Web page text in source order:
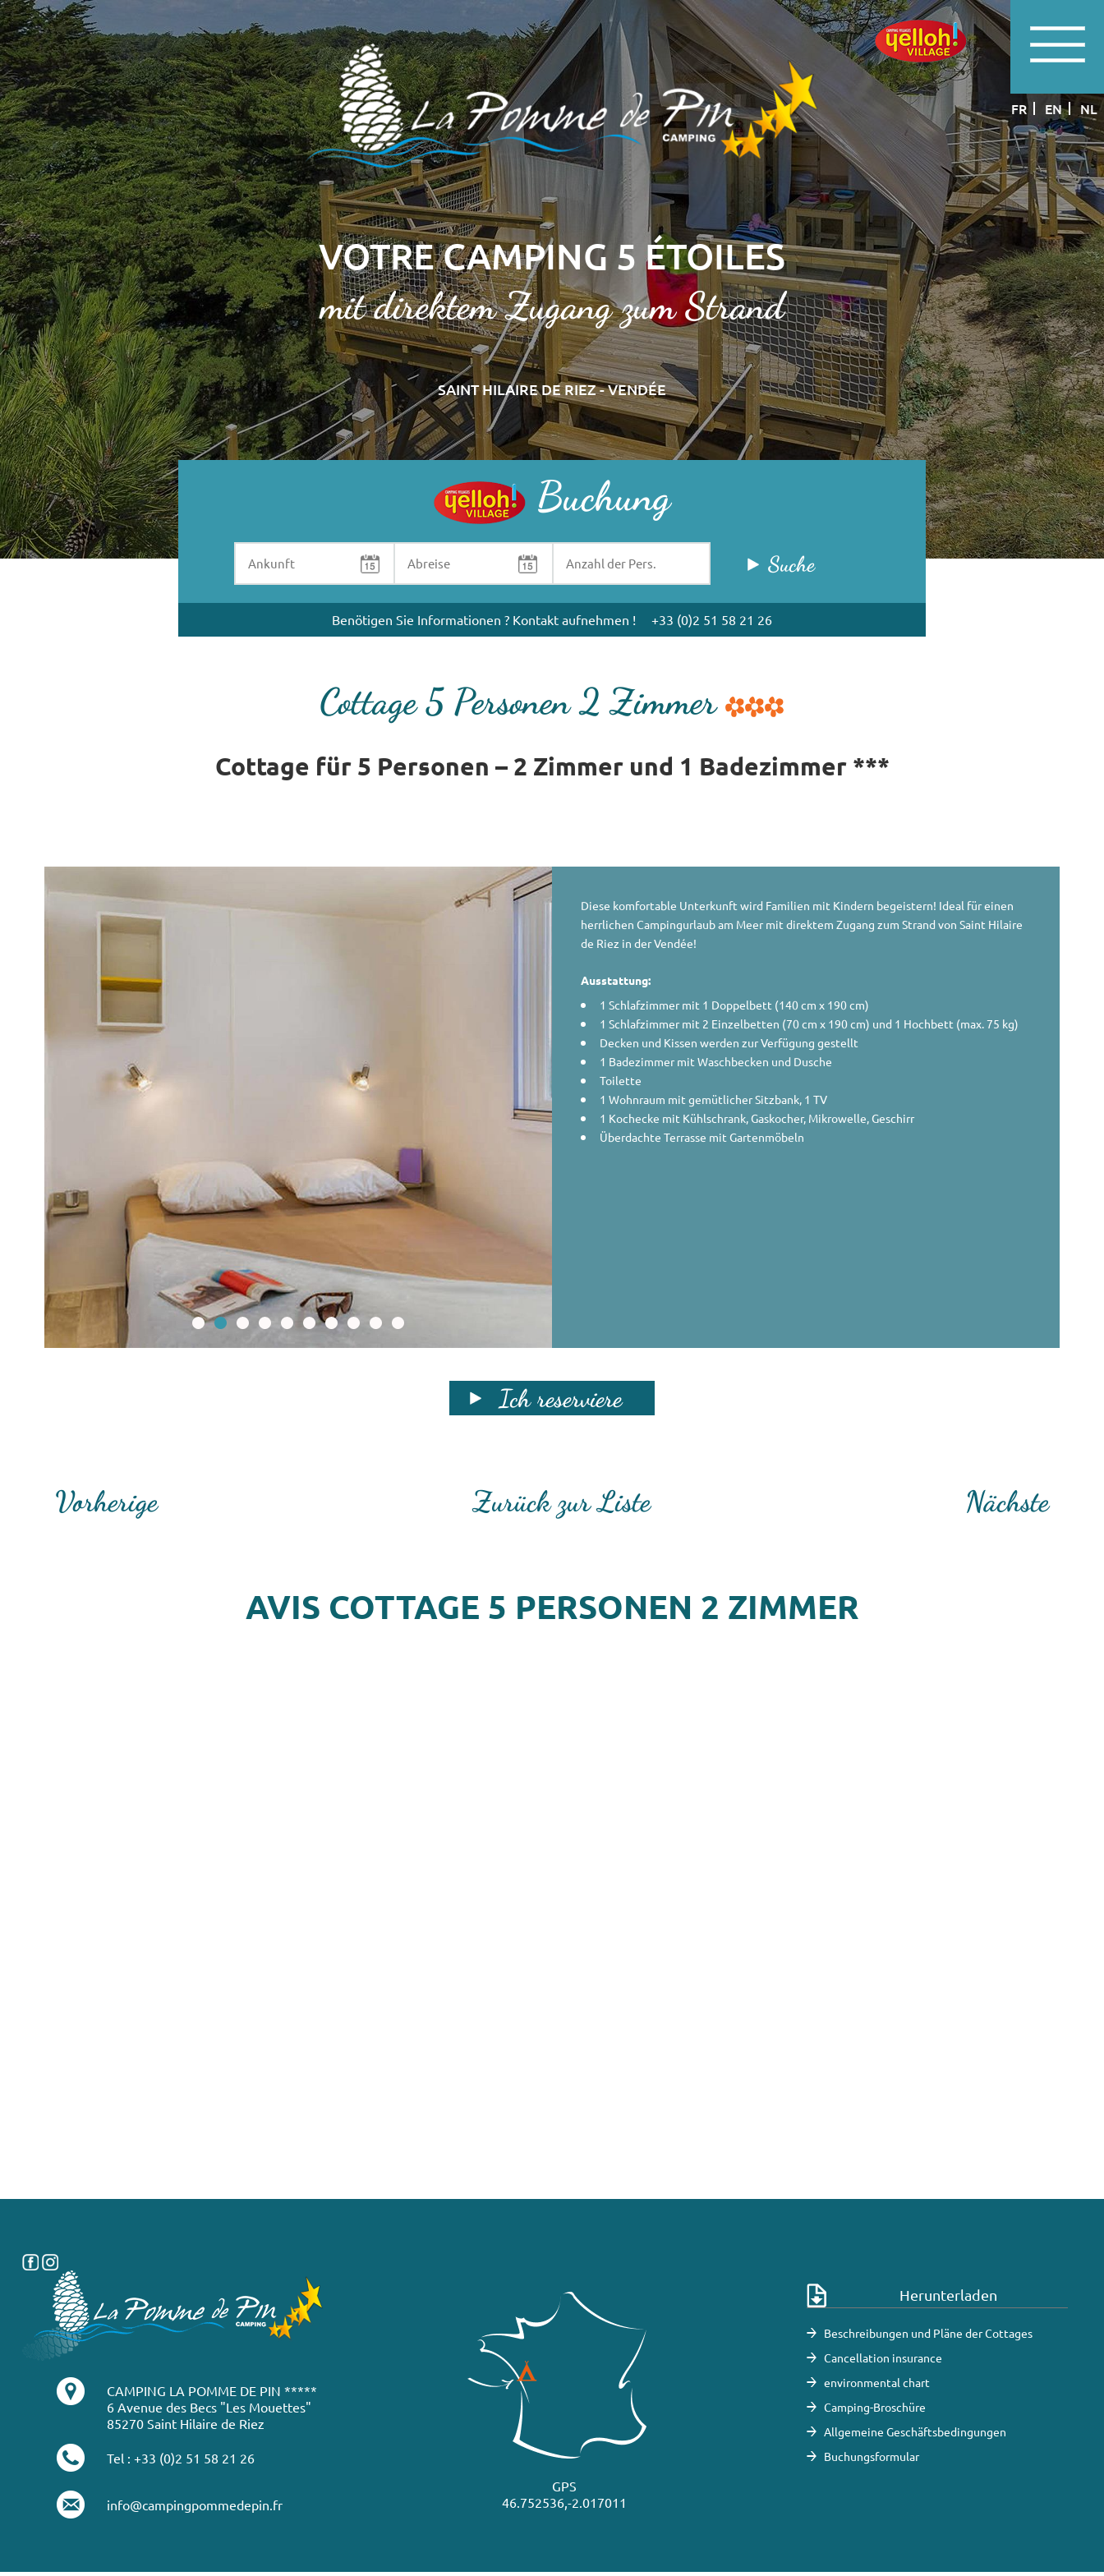
Cookie-Einstellungen
FR EN NL
VOTRE CAMPING 5 ÉTOILES
mit direktem Zugang zum Strand
SAINT HILAIRE DE RIEZ - VENDÉE
Buchung
Suche
Benötigen Sie Informationen ? Kontakt aufnehmen ! +33 (0)2 51 58 21 26
Cottage 5 Personen 2 Zimmer
Cottage für 5 Personen – 2 Zimmer und 1 Badezimmer ***
Diese komfortable Unterkunft wird Familien mit Kindern begeistern! Ideal für einen
herrlichen Campingurlaub am Meer mit direktem Zugang zum Strand von Saint Hilaire
de Riez in der Vendée!
Ausstattung:
1 Schlafzimmer mit 1 Doppelbett (140 cm x 190 cm)
1 Schlafzimmer mit 2 Einzelbetten (70 cm x 190 cm) und 1 Hochbett (max. 75 kg)
Decken und Kissen werden zur Verfügung gestellt
1 Badezimmer mit Waschbecken und Dusche
Toilette
1 Wohnraum mit gemütlicher Sitzbank, 1 TV
1 Kochecke mit Kühlschrank, Gaskocher, Mikrowelle, Geschirr
Überdachte Terrasse mit Gartenmöbeln
Ich reserviere
Nächste
Vorherige Zurück zur Liste
AVIS COTTAGE 5 PERSONEN 2 ZIMMER
CAMPING LA POMME DE PIN *****
6 Avenue des Becs "Les Mouettes"
85270 Saint Hilaire de Riez
Tel : +33 (0)2 51 58 21 26
info@campingpommedepin.fr
GPS
46.752536,-2.017011
Herunterladen
Beschreibungen und Pläne der Cottages
Cancellation insurance
environmental chart
Camping-Broschüre
Allgemeine Geschäftsbedingungen
Buchungsformular